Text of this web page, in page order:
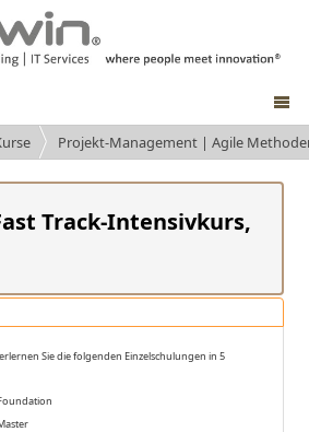

Projekt-Management | Agile
Track-Intensivkurs,
Sie die folgenden Einzelschulungen in 5